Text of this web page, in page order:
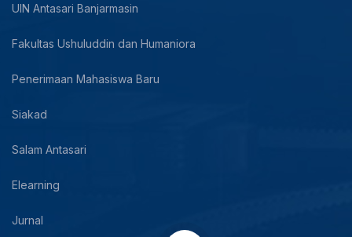
UIN Antasari Banjarmasin
Fakultas Ushuluddin dan Humaniora
Penerimaan Mahasiswa Baru
Siakad
Salam Antasari
Elearning
Jurnal